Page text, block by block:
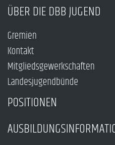
ÜBER DIE DBB JUGEND
Gremien
Kontakt
Mitgliedsgewerkschaften
Landesjugendbünde
POSITIONEN